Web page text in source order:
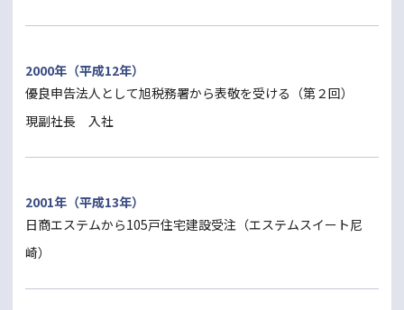
2000年（平成12年）
優良申告法人として旭税務署から表敬を受ける（第２回）
現副社長 入社
2001年（平成13年）
日商エステムから105戸住宅建設受注（エステムスイート尼
崎）